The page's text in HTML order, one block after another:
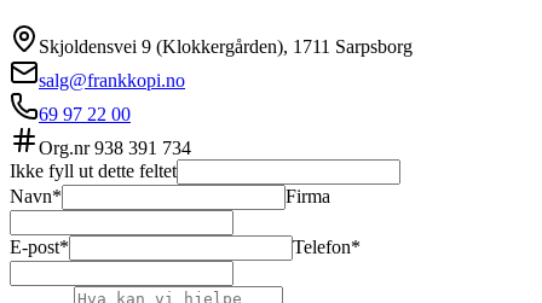
Skjoldensvei 9 (Klokkergården), 1711 Sarpsborg
salg@frankkopi.no
69 97 22 00
Org.nr938 391 734
Ikke fyll ut dette feltet
Navn*
Firma
E-post* Telefon*